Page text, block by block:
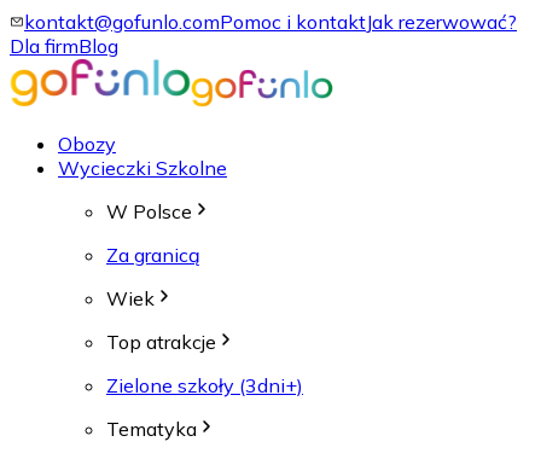
kontakt@gofunlo.comPomoc i kontaktJak rezerwować?
Dla firmBlog
Obozy
Wycieczki Szkolne
W Polsce
Za granicą
Wiek
Top atrakcje
Zielone szkoły (3dni+)
Tematyka